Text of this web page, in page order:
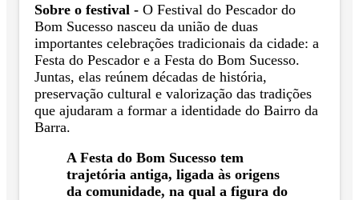
Sobre o festival - O Festival do Pescador do
Bom Sucesso nasceu da união de duas
importantes celebrações tradicionais da cidade: a
Festa do Pescador e a Festa do Bom Sucesso.
Juntas, elas reúnem décadas de história,
preservação cultural e valorização das tradições
que ajudaram a formar a identidade do Bairro da
Barra.
A Festa do Bom Sucesso tem
trajetória antiga, ligada às origens
da comunidade, na qual a figura do